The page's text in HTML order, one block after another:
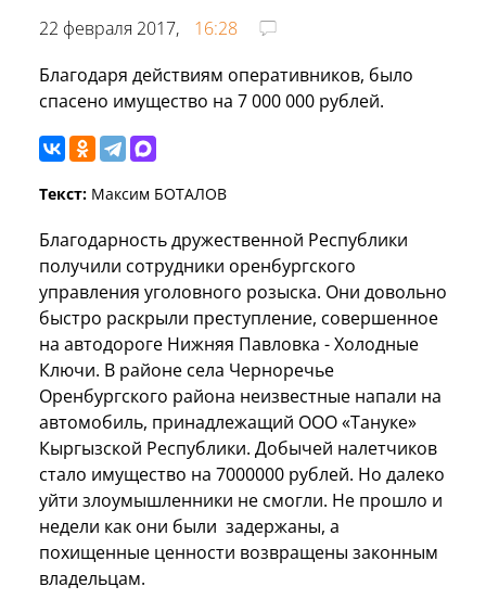
22 февраля 2017,
16:28
Благодаря действиям оперативников, было
спасено имущество на 7 000 000 рублей.
Текст: Максим БОТАЛОВ
Благодарность дружественной Республики
получили сотрудники оренбургского
управления уголовного розыска. Они довольно
быстро раскрыли преступление, совершенное
на автодороге Нижняя Павловка - Холодные
Ключи. В районе села Черноречье
Оренбургского района неизвестные напали на
автомобиль, принадлежащий ООО «Тануке»
Кыргызской Республики. Добычей налетчиков
стало имущество на 7000000 рублей. Но далеко
уйти злоумышленники не смогли. Не прошло и
недели как они были задержаны, а
похищенные ценности возвращены законным
владельцам.